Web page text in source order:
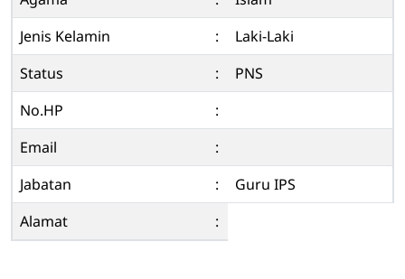
Jenis Kelamin
:
Laki-Laki
Status
:
PNS
No.HP
:
Email
:
Jabatan
:
Guru IPS
Alamat
: